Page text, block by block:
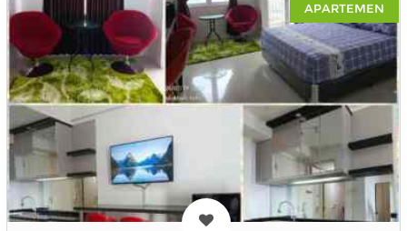
APARTEMEN